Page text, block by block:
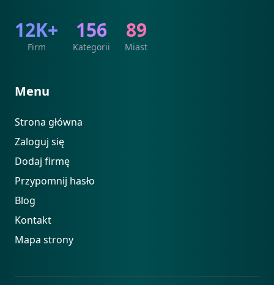
12K+
Firm
156
Kategorii
89
Miast
Menu
Strona główna
Zaloguj się
Dodaj firmę
Przypomnij hasło
Blog
Kontakt
Mapa strony